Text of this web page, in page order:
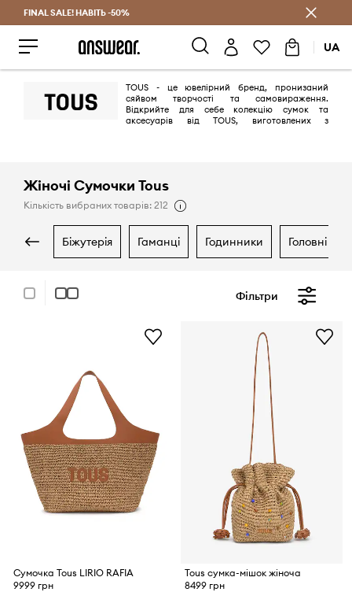
Заощаджуй з Answear Club
FINAL SALE! НАВІТЬ -50%
UA
TOUS - це ювелірний бренд, пронизаний
сяйвом творчості та самовираження.
Відкрийте для себе колекцію сумок та
аксесуарів від TOUS, виготовлених з
Жіночі Сумочки Tous
Кількість вибраних товарів: 212
біжутерія гаманці годинники головні
Фільтри
Сумочка Tous LIRIO RAFIA
9999 грн
Tous сумка-мішок жіноча
8499 грн